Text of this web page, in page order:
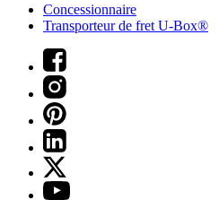
Concessionnaire
Transporteur de fret U-Box®